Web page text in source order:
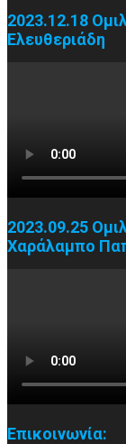
2023.12.18
Ελευθεριάδη
2023.09.25
Χαράλαμπο
Επικοινωνία: